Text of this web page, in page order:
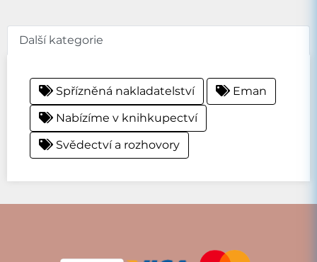
Další kategorie
Spřízněná nakladatelství
Eman
Nabízíme v knihkupectví
Svědectví a rozhovory